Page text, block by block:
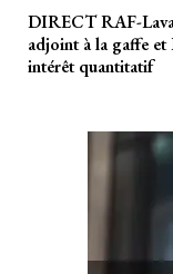
DIRECT RAF-
adjoint à la gaffe et
intérêt quantitatif